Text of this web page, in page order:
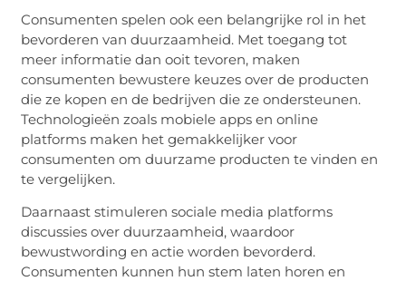
Consumenten spelen ook een belangrijke rol in het
bevorderen van duurzaamheid. Met toegang tot
meer informatie dan ooit tevoren, maken
consumenten bewustere keuzes over de producten
die ze kopen en de bedrijven die ze ondersteunen.
Technologieën zoals mobiele apps en online
platforms maken het gemakkelijker voor
consumenten om duurzame producten te vinden en
te vergelijken.
Daarnaast stimuleren sociale media platforms
discussies over duurzaamheid, waardoor
bewustwording en actie worden bevorderd.
Consumenten kunnen hun stem laten horen en